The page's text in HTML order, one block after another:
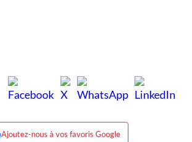
Ajoutez-nous à vos favoris Google